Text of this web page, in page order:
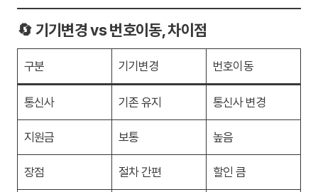
🔄 기기변경 vs 번호이동, 차이점
구분 기기변경 번호이동
통신사 기존 유지 통신사 변경
지원금 보통 높음
장점 절차 간편 할인 큼